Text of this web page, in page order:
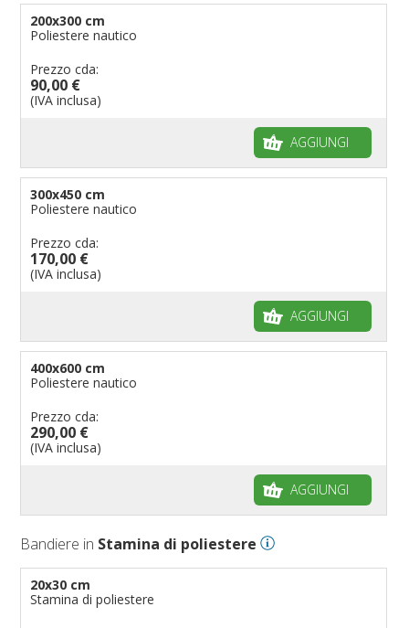
200x300 cm
Poliestere nautico
Prezzo cda:
90,00 €
(IVA inclusa)
AGGIUNGI
300x450 cm
Poliestere nautico
Prezzo cda:
170,00 €
(IVA inclusa)
AGGIUNGI
400x600 cm
Poliestere nautico
Prezzo cda:
290,00 €
(IVA inclusa)
AGGIUNGI
Bandiere in Stamina di poliestere
20x30 cm
Stamina di poliestere